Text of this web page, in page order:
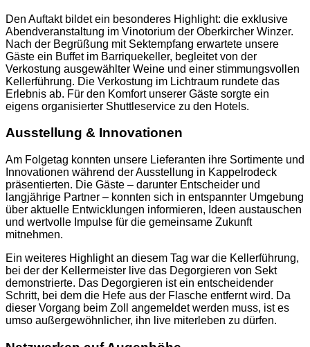
Den Auftakt bildet ein besonderes Highlight: die exklusive
Abendveranstaltung im Vinotorium der Oberkircher Winzer.
Nach der Begrüßung mit Sektempfang erwartete unsere
Gäste ein Buffet im Barriquekeller, begleitet von der
Verkostung ausgewählter Weine und einer stimmungsvollen
Kellerführung. Die Verkostung im Lichtraum rundete das
Erlebnis ab. Für den Komfort unserer Gäste sorgte ein
eigens organisierter Shuttleservice zu den Hotels.
Ausstellung & Innovationen
Am Folgetag konnten unsere Lieferanten ihre Sortimente und
Innovationen während der Ausstellung in Kappelrodeck
präsentierten. Die Gäste – darunter Entscheider und
langjährige Partner – konnten sich in entspannter Umgebung
über aktuelle Entwicklungen informieren, Ideen austauschen
und wertvolle Impulse für die gemeinsame Zukunft
mitnehmen.
Ein weiteres Highlight an diesem Tag war die Kellerführung,
bei der der Kellermeister live das Degorgieren von Sekt
demonstrierte. Das Degorgieren ist ein entscheidender
Schritt, bei dem die Hefe aus der Flasche entfernt wird. Da
dieser Vorgang beim Zoll angemeldet werden muss, ist es
umso außergewöhnlicher, ihn live miterleben zu dürfen.